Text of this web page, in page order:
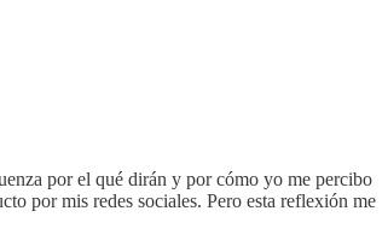
por el qué dirán y por cómo yo me percibo
por mis redes sociales. Pero esta reflexión me